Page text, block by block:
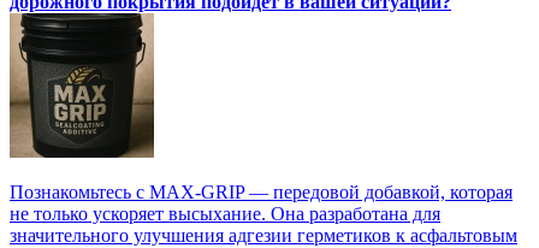
Познакомьтесь с MAX-GRIP — передовой добавкой, которая
не только ускоряет высыхание. Она разработана для
значительного улучшения адгезии герметиков к асфальтовым